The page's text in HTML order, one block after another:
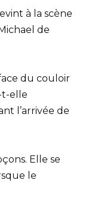
à la scène
de
du couloir
t-elle
l’arrivée de
Elle se
le